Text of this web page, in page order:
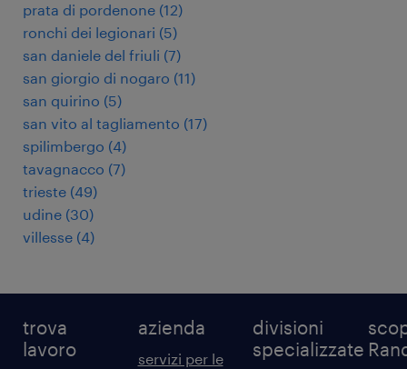
prata di pordenone (12)
ronchi dei legionari (5)
san daniele del friuli (7)
san giorgio di nogaro (11)
san quirino (5)
san vito al tagliamento (17)
spilimbergo (4)
tavagnacco (7)
trieste (49)
udine (30)
villesse (4)
trova
lavoro
azienda
servizi per le
divisioni
specializzate